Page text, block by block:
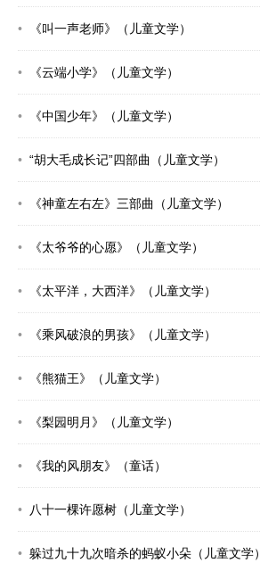
《叫一声老师》（儿童文学）
《云端小学》（儿童文学）
《中国少年》（儿童文学）
“胡大毛成长记”四部曲（儿童文学）
《神童左右左》三部曲（儿童文学）
《太爷爷的心愿》（儿童文学）
《太平洋，大西洋》（儿童文学）
《乘风破浪的男孩》（儿童文学）
《熊猫王》（儿童文学）
《梨园明月》（儿童文学）
《我的风朋友》（童话）
八十一棵许愿树（儿童文学）
躲过九十九次暗杀的蚂蚁小朵（儿童文学）